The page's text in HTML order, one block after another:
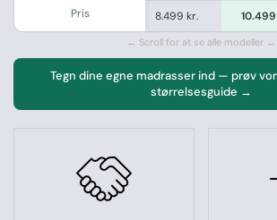
Pris
7.499 kr. 8.499 kr.
← Scroll for at se alle modeller →
Tegn dine egne madrasser ind — prøv
størrelsesguide →